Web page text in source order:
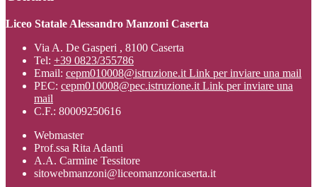
Liceo Statale Alessandro Manzoni Caserta
Via A. De Gasperi , 8100 Caserta
Tel: +39 0823/355786
Email: cepm010008@istruzione.it Link per inviare una mail
PEC: cepm010008@pec.istruzione.it Link per inviare una
mail
C.F.: 80009250616
Webmaster
Prof.ssa Rita Adanti
A.A. Carmine Tessitore
sitowebmanzoni@liceomanzonicaserta.it